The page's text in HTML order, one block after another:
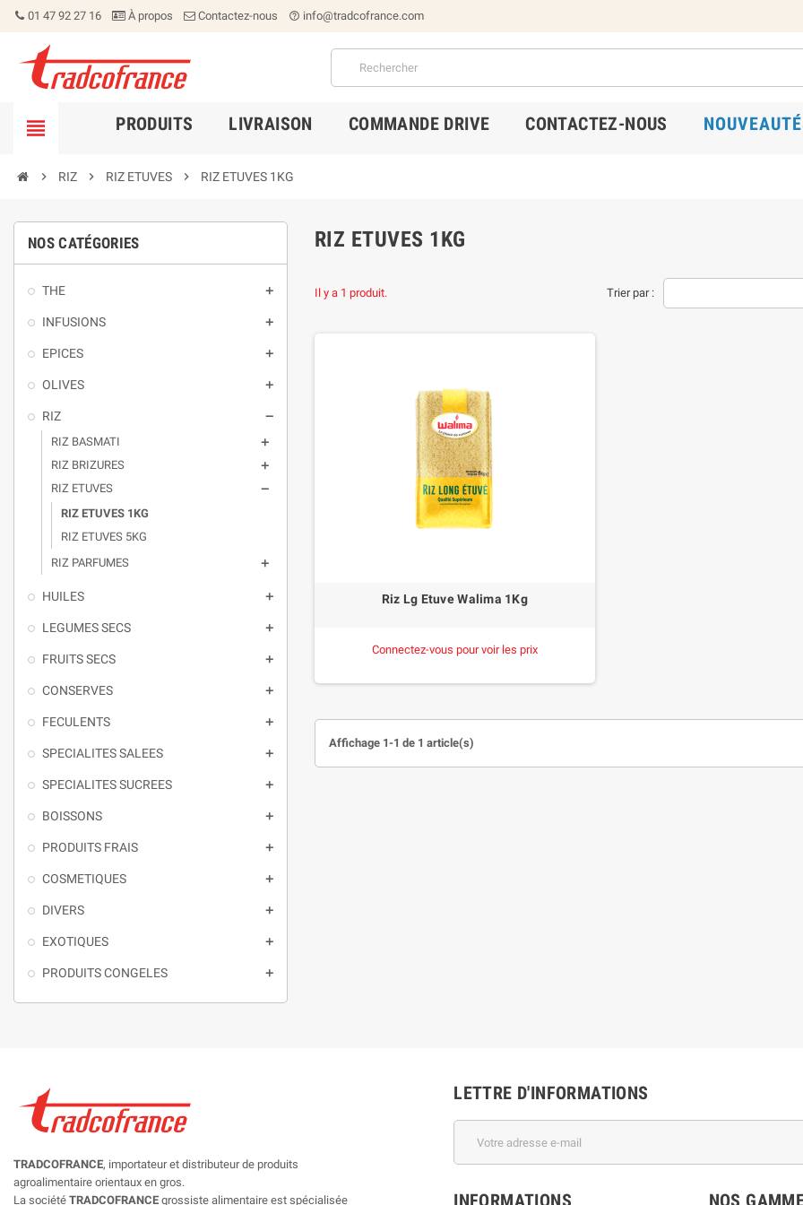
01 47 92 27 16 À propos Contactez-nous help_outline info@tradcofrance.com
 PRODUITS LIVRAISON COMMANDE DRIVE CONTACTEZ-NOUS
 RIZ  RIZ ETUVES  RIZ ETUVES 1KG
NOS CATÉGORIES
THE 
INFUSIONS 
EPICES 
OLIVES 
RIZ 
RIZ BASMATI 
RIZ BRIZURES 
RIZ ETUVES 
RIZ ETUVES 1KG
RIZ ETUVES 5KG
RIZ PARFUMES

HUILES 
LEGUMES SECS 
FRUITS SECS 
CONSERVES 
FECULENTS 
SPECIALITES SALEES 
SPECIALITES SUCREES 
BOISSONS 
PRODUITS FRAIS 
COSMETIQUES 
DIVERS 
EXOTIQUES 
PRODUITS CONGELES 
RIZ ETUVES 1KG
Trier par :
Il y a 1 produit.
Riz Lg Etuve Walima 1Kg
Connectez-vous pour voir les prix
Affichage 1-1 de 1 article(s)
TRADCOFRANCE, importateur et distributeur de produits
agroalimentaire orientaux en gros.
La société TRADCOFRANCE grossiste alimentaire est spécialisée
LETTRE D'INFORMATIONS
INFORMATIONS NOS